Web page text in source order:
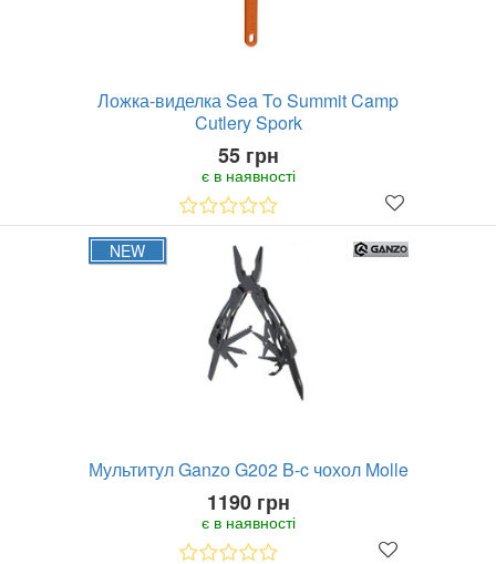
Ложка-виделка Sea To Summit Camp
Cutlery Spork
55 грн
є в наявності
NEW
Мультитул Ganzo G202 B-c чохол Molle
1190 грн
є в наявності